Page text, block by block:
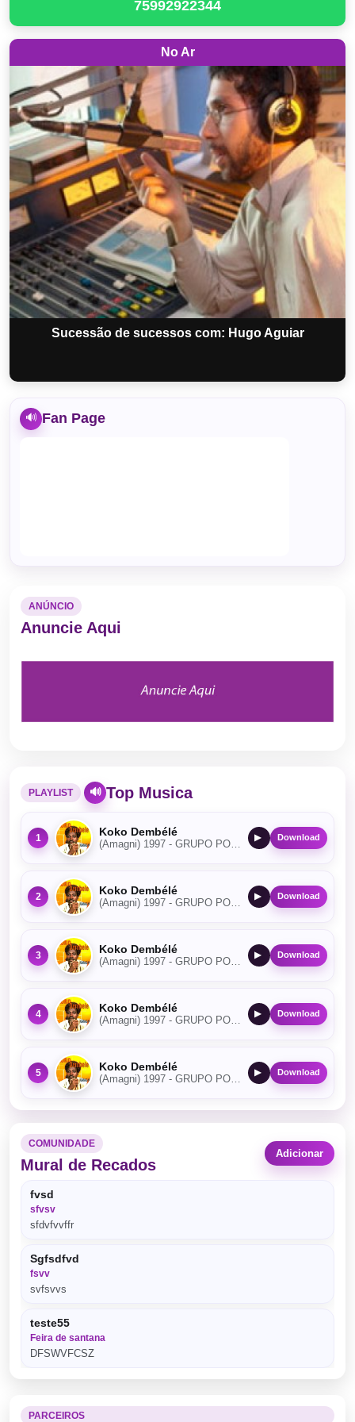
75992922344
No Ar
Sucessão de sucessos com: Hugo Aguiar
🔊 Fan Page
ANÚNCIO
Anuncie Aqui
PLAYLIST 🔊 Top Musica
1 Koko Dembélé ▶ Download
2 Koko Dembélé ▶ Download
3 Koko Dembélé ▶ Download
4 Koko Dembélé ▶ Download
5 Koko Dembélé ▶ Download
COMUNIDADE
Mural de Recados
Adicionar
fvsd
sfvsv
sfdvfvvffr
Sgfsdfvd
fsvv
svfsvvs
teste55
Feira de santana
DFSWVFCSZ
TESTE DE DESDSWS
PARCEIROS